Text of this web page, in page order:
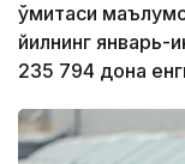
қўмитаси
йилнинг январь-
235 794 дона